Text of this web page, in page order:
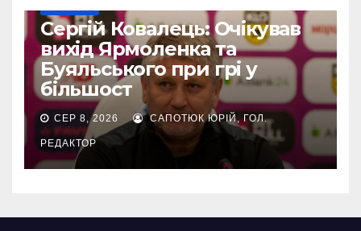
Сергій Ковалець: Очікував
вихід Ярмоленка та
Буяльського при грі у
більшост
СЕР 8, 2026 САПОТЮК ЮРІЙ, ГОЛ.
РЕДАКТОР